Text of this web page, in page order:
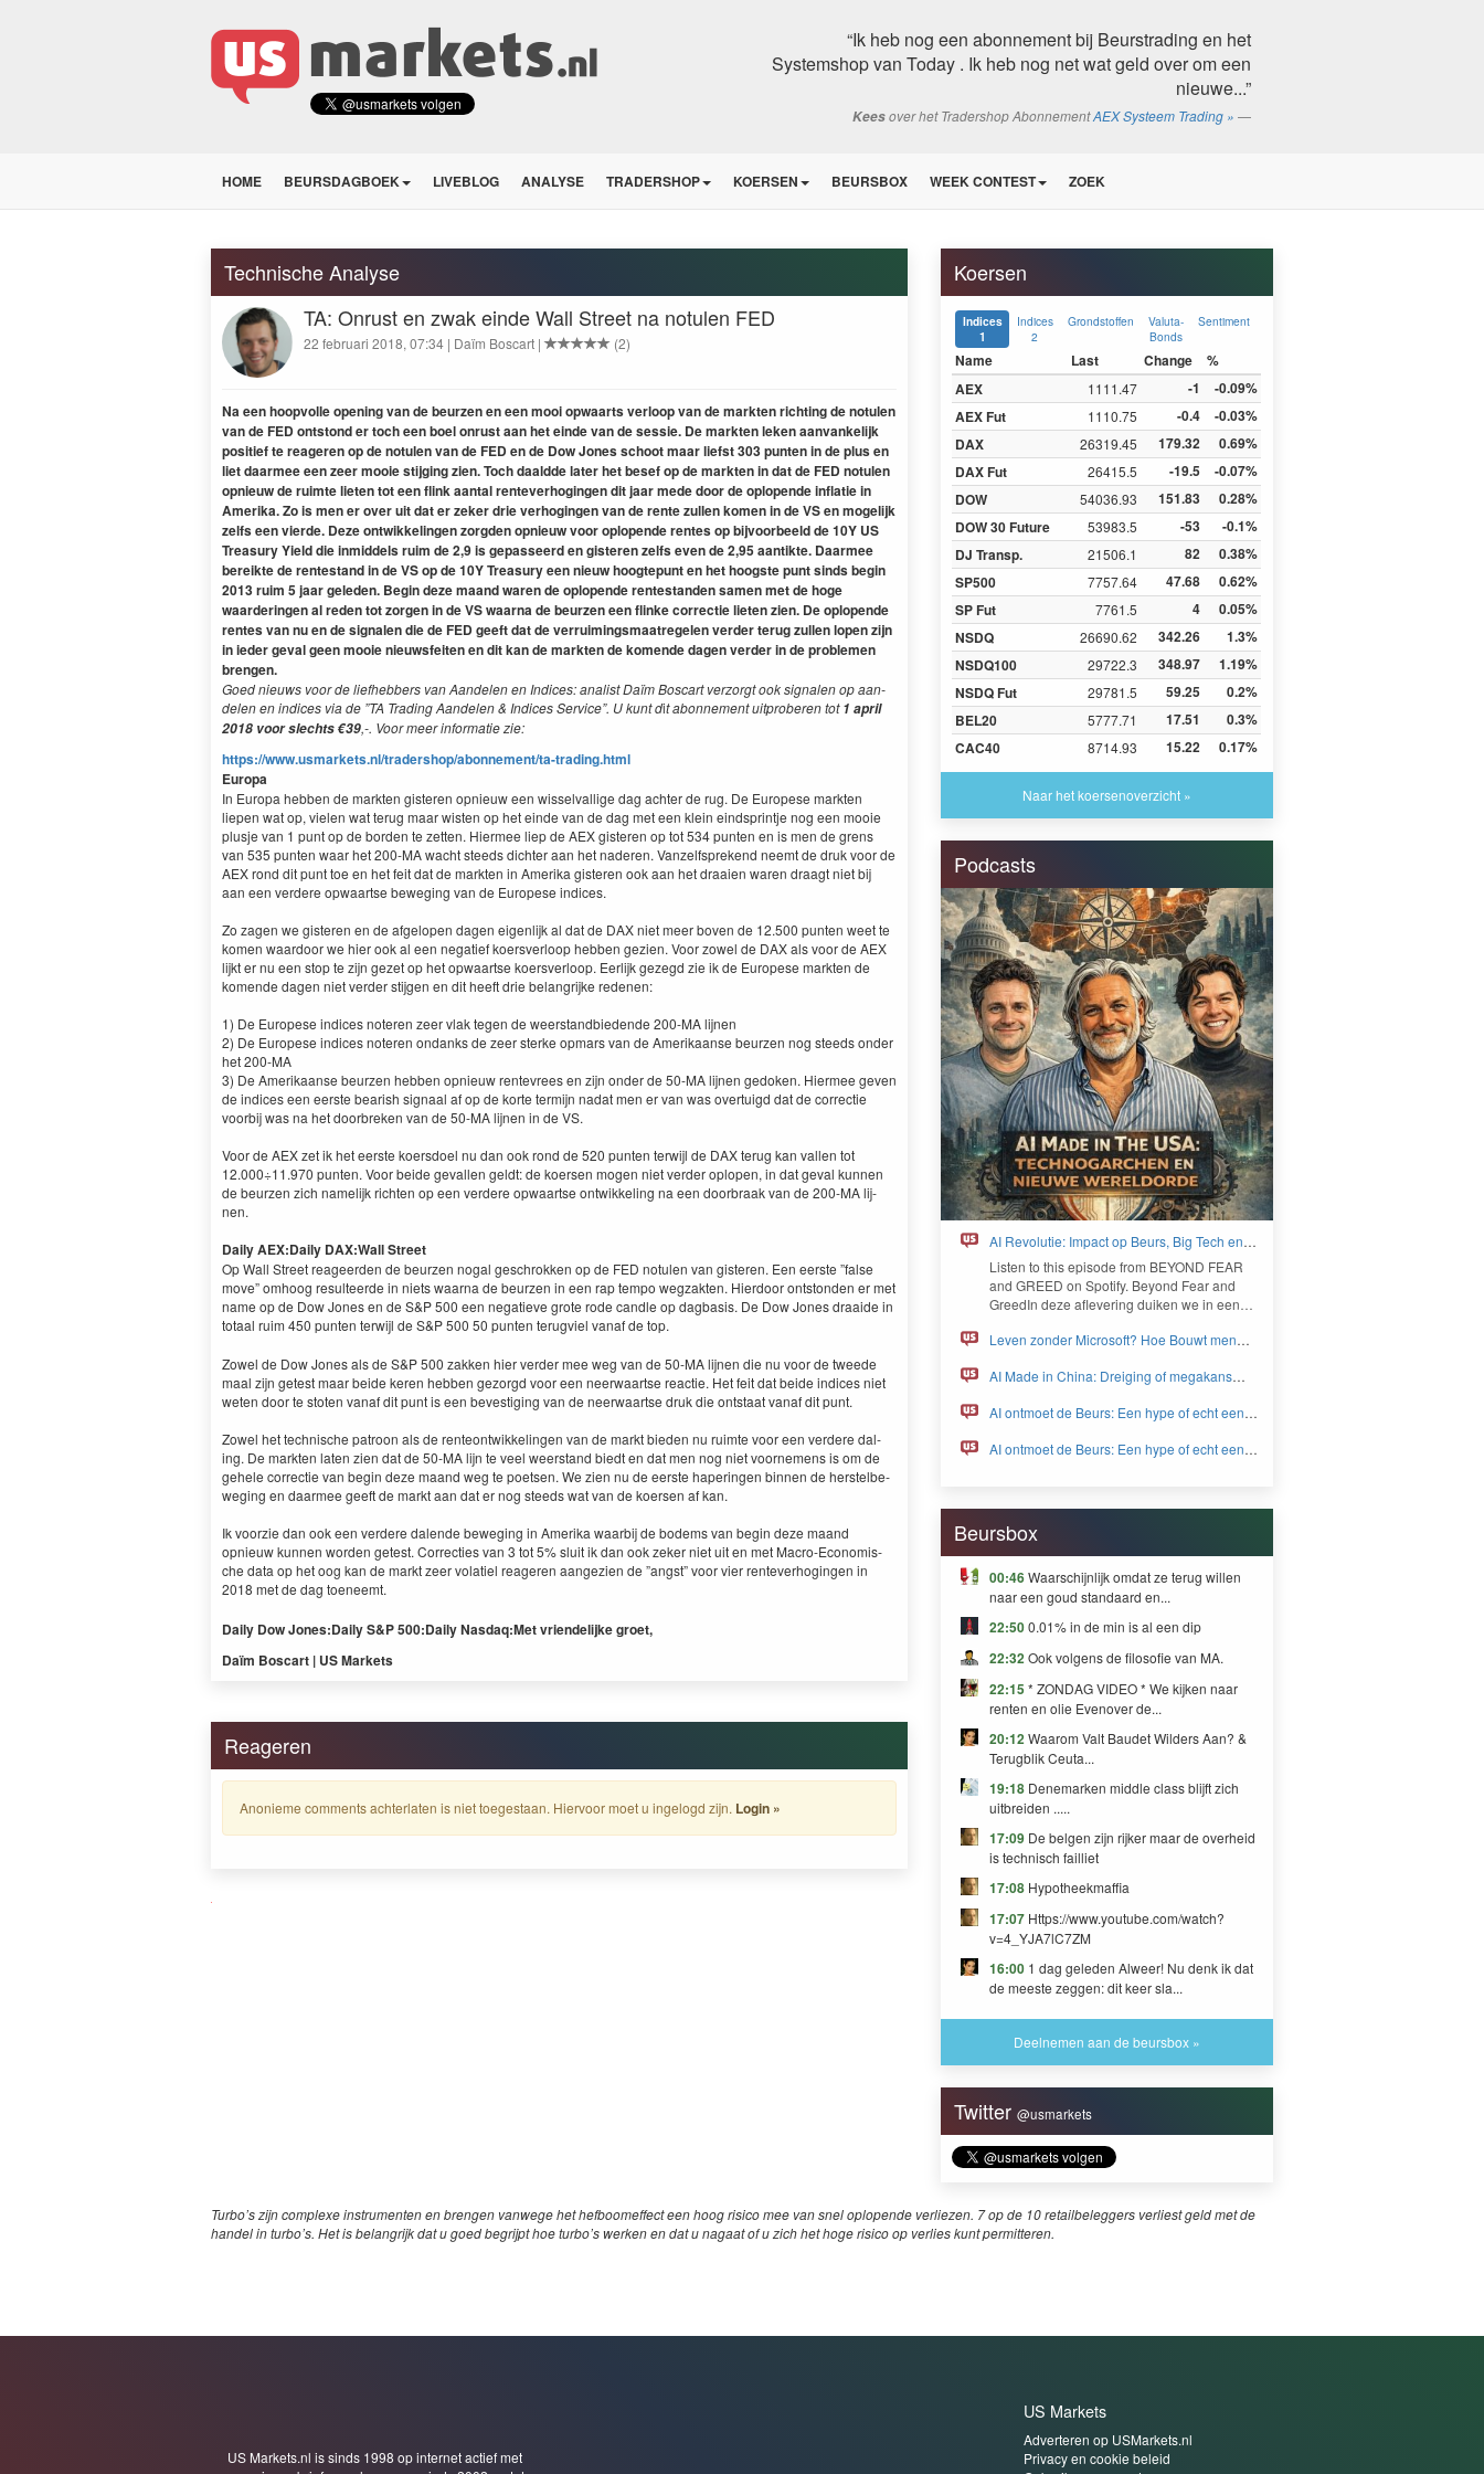
“Ik heb nog een abonnement bij Beurstrading en het
Systemshop van Today . Ik heb nog net wat geld over om een
nieuwe...”
Keesover het Tradershop AbonnementAEX Systeem Trading »
HOME BEURSDAGBOEK LIVEBLOG ANALYSE TRADERSHOP KOERSEN BEURSBOX WEEK CONTEST ZOEK
Technische Analyse
TA: Onrust en zwak einde Wall Street na notulen FED
22 februari 2018, 07:34 | Daïm Boscart | (2)
Na een hoopvolle open­ing van de beurzen en een mooi opwaarts ver­loop van de mark­ten richt­ing de notulen
van deFEDontstond er toch een boel onrust aan het einde van de sessie. De mark­ten leken aan­vanke­lijk
posi­tief te rea­geren op de notulen van deFEDen de Dow Jones schoot maar lief­st303pun­ten in de plus en
liet daarmee een zeer mooie sti­jging zien. Toch daaldde lat­er het besef op de mark­ten in dat deFEDnotulen
opnieuw de ruimte lieten tot een flink aan­tal rentev­er­hogin­gen dit jaar mede door de oplopende inflatie in
Ameri­ka. Zo is men er over uit dat er zek­er drie ver­hogin­gen van de rente zullen komen in deVSen mogelijk
zelfs een vierde. Deze ontwik­kelin­gen zorgden opnieuw voor oplopende rentes op bijvoor­beeld de10Y US
Trea­sury Yield die inmid­dels ruim de2,9is gepasseerd en gis­teren zelfs even de2,95aan­tik­te. Daarmee
bereik­te de rente­s­tand in deVSop de10YTrea­sury een nieuw hoogtepunt en het hoog­ste punt sinds begin
2013ruim 5jaar gele­den. Begin deze maand waren de oplopende rente­s­tanden samen met de hoge
waarderin­gen al reden tot zor­gen in deVSwaar­na de beurzen een flinke cor­rec­tie lieten zien. De oplopende
rentes van nu en de sig­nalen die deFEDgeeft dat de ver­ruim­ings­maa­trege­len verder terug zullen lopen zijn
in ieder geval geen mooie nieuws­feit­en en dit kan de mark­ten de komende dagen verder in de prob­le­men
bren­gen.
Goed nieuws voor de liefheb­bers van Aan­de­len en Indices: anal­ist Daïm Boscart ver­zorgt ook sig­nalen op aan­
de­len en indices via de ”TA Trad­ing Aan­de­len& Indices Ser­vice”. U kunt dit abon­nement uit­proberen tot1 april
2018 voor slechts €39,-. Voor meer infor­matie zie:
https://​www​.usmar​kets​.nl/​t​r​a​d​e​r​s​h​o​p​/​a​b​o​n​n​e​m​e​n​t​/​t​a​-​t​r​a​d​i​n​g​.html
Europa
In Europa hebben de mark­ten gis­teren opnieuw een wis­sel­val­lige dag achter de rug. De Europese mark­ten
liepen wat op, vie­len wat terug maar wis­ten op het einde van de dag met een klein eind­sprint­je nog een mooie
plus­je van 1 punt op de bor­den te zetten. Hier­mee liep de AEXgis­teren op tot534pun­ten en is men de grens
van 535 pun­ten waar het200-MAwacht steeds dichter aan het naderen. Vanzelf­sprek­end neemt de druk voor de
AEXrond dit punt toe en het feit dat de mark­ten in Ameri­ka gis­teren ook aan het draaien waren draagt niet bij
aan een verdere opwaartse beweg­ing van de Europese indices.
Zo zagen we gis­teren en de afgelopen dagen eigen­lijk al dat de DAXniet meer boven de 12.500 pun­ten weet te
komen waar­door we hier ook al een negatief koersver­loop hebben gezien. Voor zow­el de DAXals voor de AEX
lijkt er nu een stop te zijn gezet op het opwaartse koersver­loop. Eerlijk gezegd zie ik de Europese mark­ten de
komende dagen niet verder sti­j­gen en dit heeft drie belan­grijke rede­nen:
1) De Europese indices noteren zeer vlak tegen de weer­stand­biedende 200-MAlij­nen
2) De Europese indices noteren ondanks de zeer sterke opmars van de Amerikaanse beurzen nog steeds onder
het200-MA
3) De Amerikaanse beurzen hebben opnieuw rentevrees en zijn onder de 50-MAlij­nen gedo­ken. Hier­mee geven
de indices een eerste bear­ish sig­naal af op de korte ter­mi­jn nadat men er van was over­tu­igd dat de cor­rec­tie
voor­bij was na het door­breken van de 50-MAlij­nen in de VS.
Voor de AEXzet ik het eerste koers­doel nu dan ook rond de 520 pun­ten ter­wi­jl de DAXterug kan vallen tot
12.000÷11.970 pun­ten. Voor bei­de gevallen geldt: de koersen mogen niet verder oplopen, in dat geval kun­nen
de beurzen zich namelijk richt­en op een verdere opwaartse ontwik­kel­ing na een door­braak van de 200-MAlij­
nen.
Dai­lyAEX:Dai­ly DAX:Wall Street
Op Wall Street reageer­den de beurzen nogal geschrokken op de FED notulen van gis­teren. Een eerste ”false
move” omhoog resul­teerde in niets waar­na de beurzen in een rap tem­po wegza­k­ten. Hier­door ontston­den er met
name op de Dow Jones en de S&P500 een negatieve grote rode can­dle op dag­ba­sis. De Dow Jones draaide in
totaal ruim 450 pun­ten ter­wi­jl de S&P500 50 pun­ten terugviel vanaf de top.
Zow­el de Dow Jones als de S&P500 zakken hier verder mee weg van de 50-MAlij­nen die nu voor de tweede
maal zijn getest maar bei­de keren hebben gezorgd voor een neer­waartse reac­tie. Het feit dat bei­de indices niet
weten door te stoten vanaf dit punt is een beves­tig­ing van de neer­waartse druk die ontstaat vanaf dit punt.
Zow­el het tech­nis­che patroon als de renteon­twik­kelin­gen van de markt bieden nu ruimte voor een verdere dal­
ing. De mark­ten lat­en zien dat de 50-MAlijn te veel weer­stand biedt en dat men nog niet voorne­mens is om de
gehele cor­rec­tie van begin deze maand weg te poet­sen. We zien nu de eerste haperin­gen bin­nen de her­stel­be­
weg­ing en daarmee geeft de markt aan dat er nog steeds wat van de koersen af kan.
Ik voorzie dan ook een verdere dal­ende beweg­ing in Ameri­ka waar­bij de bodems van begin deze maand
opnieuw kun­nen wor­den getest. Cor­rec­ties van 3 tot5% sluit ik dan ook zek­er niet uit en met Macro-Economis­
che data op het oog kan de markt zeer volatiel rea­geren aangezien de ”angst” voor vier rentev­er­hogin­gen in
2018 met de dag toe­neemt.
Dai­ly Dow Jones:Dai­ly S&P500:Dai­ly Nas­daq:Met vrien­delijke groet,
Daïm Boscart | USMarkets
Reageren
Anonieme comments achterlaten is niet toegestaan. Hiervoor moet u ingelogd zijn. Login »
Koersen
Indices
1
Indices
2
Grondstoffen
Valuta-
Bonds
Sentiment
Name Last Change
%
AEX
1111.47 -1
-0.09%
AEX Fut
1110.75 -0.4
-0.03%
DAX
26319.45 179.32
0.69%
DAX Fut
26415.5 -19.5
-0.07%
DOW
54036.93 151.83
0.28%
DOW 30 Future
53983.5 -53
-0.1%
DJ Transp.
21506.1 82
0.38%
SP500
7757.64 47.68
0.62%
SP Fut
7761.5 4
0.05%
NSDQ
26690.62 342.26
1.3%
NSDQ100
29722.3 348.97
1.19%
NSDQ Fut
29781.5 59.25
0.2%
BEL20
5777.71 17.51
0.3%
CAC40
8714.93 15.22 0.17%
Naar het koersenoverzicht »
Podcasts
AI Revolutie: Impact op Beurs, Big Tech en
Nieuwe Wereldorde - BEYOND FEAR and
GREED
Lis­ten to this episode from BEYOND FEAR
andGREED on Spo­ti­fy. Beyond Fear and
Greed­In deze aflev­er­ing duiken we in een…
Leven zonder Microsoft? Hoe Bouwt men
BEYOND FEAR and GREED
AI Made in China: Dreiging of megakans
GREED
AI ontmoet de Beurs: Een hype of echt een
GREED
AI ontmoet de Beurs: Een hype of echt een
Beursbox
00:46Waarschijnlijk omdat ze terug willen
naar een goud standaard en...
22:500.01% in de min is al een dip
22:32Ook volgens de filosofie van MA.
22:15 * ZONDAG VIDEO * We kijken naar
renten en olie Evenover de...
20:12Waarom Valt Baudet Wilders Aan? &
Terugblik Ceuta...
19:18 Denemarken middle class blijft zich
uitbreiden .....
17:09 De belgen zijn rijker maar de overheid
is technisch failliet
17:08 Hypotheekmaffia
17:07 Https://www.youtube.com/watch?
v=4_YJA7lC7ZM
16:00 1 dag geleden Alweer! Nu denk ik dat
de meeste zeggen: dit keer sla...
Deelnemen aan de beursbox »
Twitter@usmarkets
Turbo’s zijn complexe instrumenten en brengen vanwege het hefboomeffect een hoog risico mee van snel oplopende verliezen. 7 op de 10 retailbeleggers verliest geld met de
handel in turbo’s. Het is belangrijk dat u goed begrijpt hoe turbo’s werken en dat u nagaat of u zich het hoge risico op verlies kunt permitteren.
US Markets.nl is sinds 1998 op internet actief met
US Markets
Adverteren op USMarkets.nl
Privacy en cookie beleid